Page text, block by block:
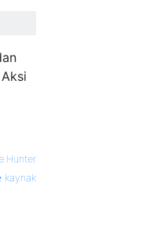
kaynak